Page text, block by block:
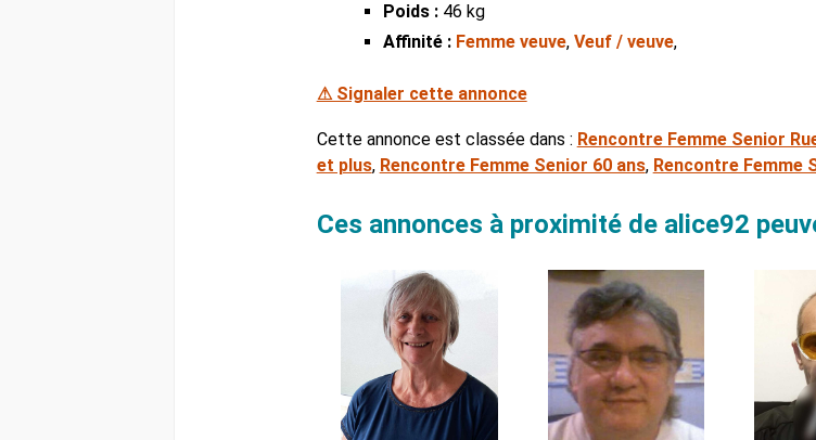
Poids : 46 kg
Affinité : Femme veuve,Veuf / veuve,
⚠ Signaler cette annonce
Cette annonce est classée dans : Rencontre Femme Senior
et plus, Rencontre Femme Senior 60 ans, Rencontre Femme
Ces annonces à proximité de alice92